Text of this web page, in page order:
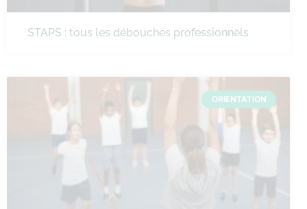
STAPS : tous les débouchés professionnels
ORIENTATION